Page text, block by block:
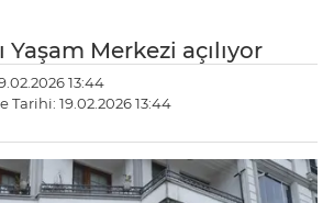
Yaşam Merkezi açılıyor
13:44
19.02.2026 13:44